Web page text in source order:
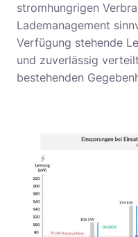
stromhungrigen
Lademanagement
Verfügung stehende
und zuverlässig
bestehenden